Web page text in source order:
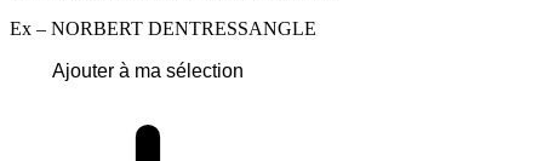
Ex – NORBERT DENTRESSANGLE
Ajouter à ma sélection